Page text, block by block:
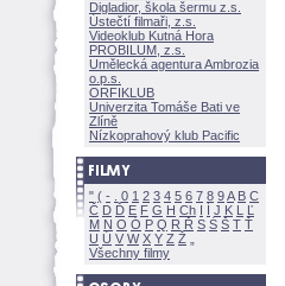
Digladior, škola šermu z.s.
Ústečtí filmaři, z.s.
Videoklub Kutná Hora
PROBILUM, z.s.
Umělecká agentura Ambrozia
o.p.s.
ORFIKLUB
Univerzita Tomáše Bati ve
Zlíně
Nízkoprahový klub Pacific
" ( - 0 1 2 3 4 5 6 7 8 9A B C
Č D Ď E F G H Ch I Í J K L
Ľ
M N O Ó P Q R Ř S Ś T Ť
U Ú V W X Y Z
Všechny filmy